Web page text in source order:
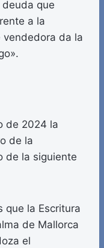
que
a la
da la
de 2024 la
de la
de la siguiente
que la Escritura
de Mallorca
el